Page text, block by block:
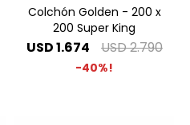
Colchón Golden - 200 x
200 Super King
USD1.674 USD2.790
40